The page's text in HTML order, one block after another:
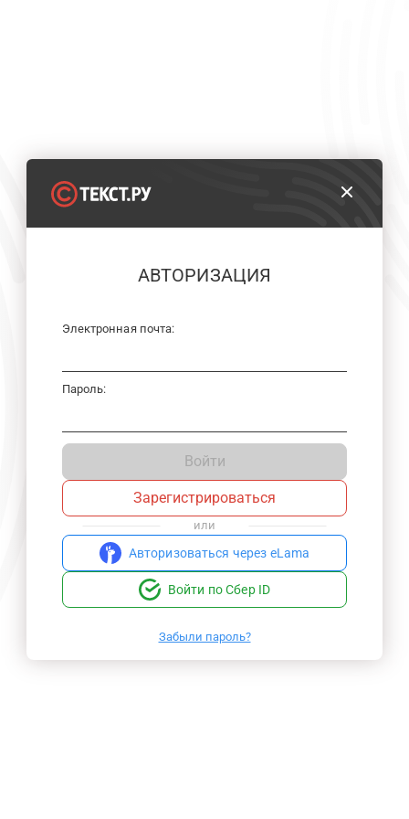
АВТОРИЗАЦИЯ
Электронная почта:
Пароль:
Войти
Зарегистрироваться
или
Авторизоваться через eLama
Войти по Сбер ID
Забыли пароль?